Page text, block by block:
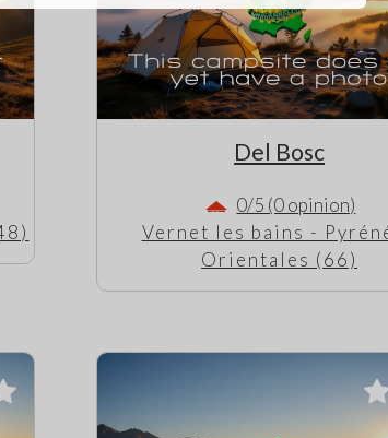
Del Bosc
0/5 (0 opinion)
Vernet les bains -
Orientales (66)